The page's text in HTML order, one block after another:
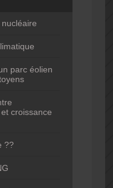
nucléaire
parc éolien
croissance
??